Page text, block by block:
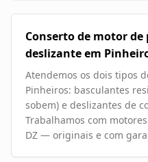
Conserto de motor
deslizante em
Atendemos os dois tipos
Pinheiros: basculantes
sobem) e deslizantes de
Trabalhamos com
DZ — originais e com